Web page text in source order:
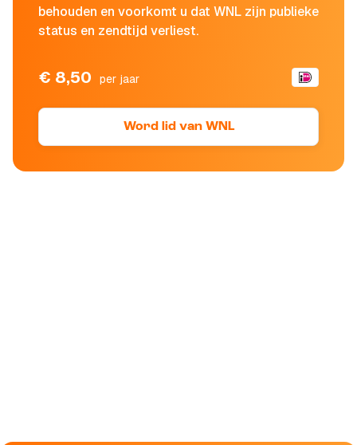
behouden en voorkomt u dat WNL zijn publieke
status en zendtijd verliest.
€ 8,50 per jaar
Word lid van WNL